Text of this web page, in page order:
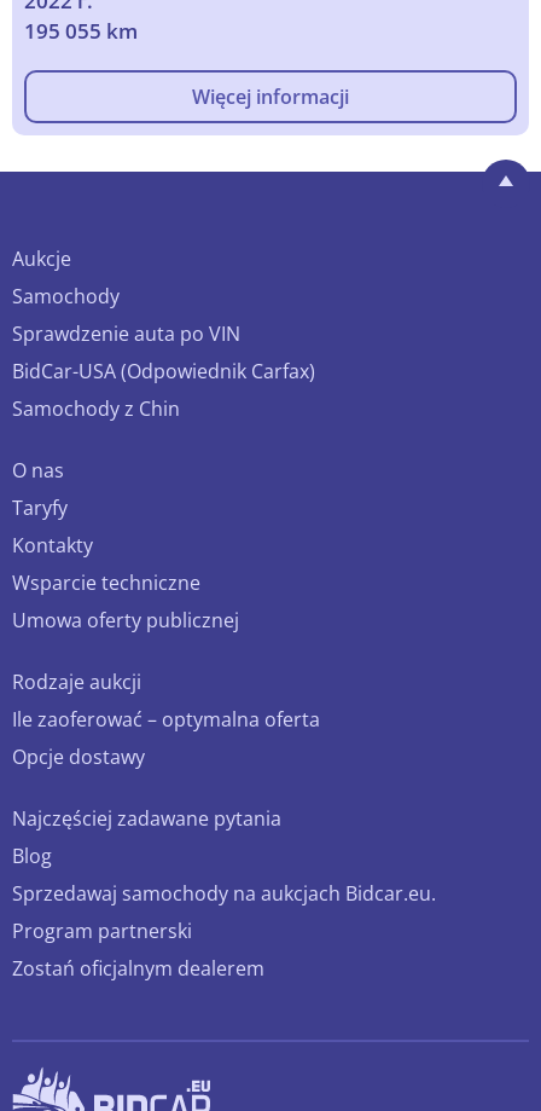
195 055 km
Więcej informacji
Aukcje
Samochody
Sprawdzenie auta po VIN
BidCar-USA (Odpowiednik Carfax)
Samochody z Chin
O nas
Taryfy
Kontakty
Wsparcie techniczne
Umowa oferty publicznej
Rodzaje aukcji
Ile zaoferować – optymalna oferta
Opcje dostawy
Najczęściej zadawane pytania
Blog
Sprzedawaj samochody na aukcjach Bidcar.eu.
Program partnerski
Zostań oficjalnym dealerem